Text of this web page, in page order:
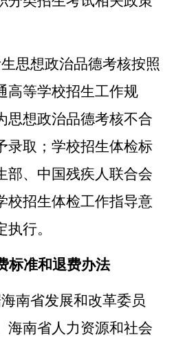
思想政治品德考核按照
高等学校招生工作规
思想政治品德考核不合
录取；学校招生体检标
部、中国残疾人联合会
校招生体检工作指导意
执行。
标准和退费办法
南省发展和改革委员
海南省人力资源和社会